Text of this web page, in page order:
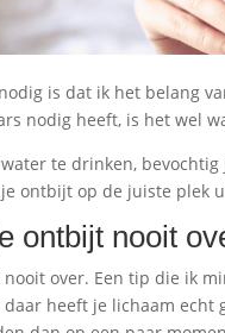
is dat ik het belang
nodig heeft, is het wel
te drinken,
ontbijt op de juiste plek
ontbijt nooit
over. Een tip die ik
heeft je lichaam echt